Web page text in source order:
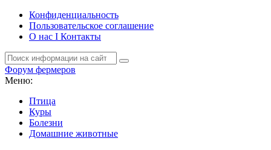
Конфиденциальность
Пользовательское соглашение
О нас I Контакты
Форум фермеров
Меню:
Птица
Куры
Болезни
Домашние животные